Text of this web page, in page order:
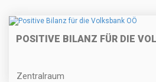
POSITIVE BILANZ FÜR DIE
Zentralraum